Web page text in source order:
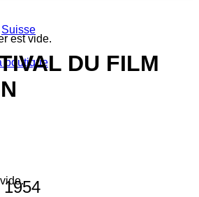
est vide.
boutique
Suisse
DU FILM